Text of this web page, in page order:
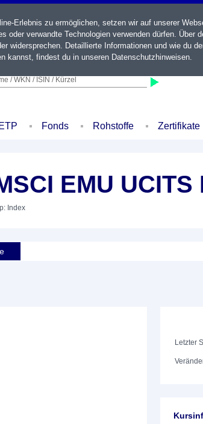
/ WKN / ISIN / Kürzel
Fonds Rohstoffe Zertifikate
EMU UCITS
Index
Letzter
Erlebnis zu ermöglichen, setzen wir auf unserer
verwandte Technologien verwenden dürfen. Über
widersprechen. Detaillierte Informationen und wie du
kannst, findest du in unseren Datenschutzhinweisen.